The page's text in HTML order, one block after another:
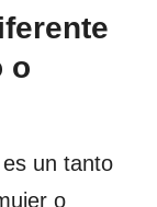
o
un tanto
o